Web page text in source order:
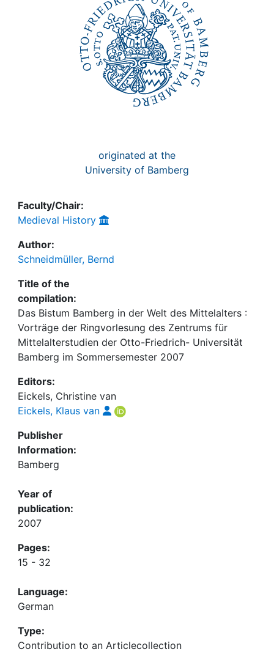
originated at the
University of Bamberg
Faculty/Chair:
Medieval History
Author:
Schneidmüller, Bernd
Title of the
compilation:
Das Bistum Bamberg in der Welt des Mittelalters :
Vorträge der Ringvorlesung des Zentrums für
Mittelalterstudien der Otto-Friedrich- Universität
Bamberg im Sommersemester 2007
Editors:
Eickels, Christine van
Eickels, Klaus van
Publisher
Information:
Bamberg
Year of
publication:
2007
Pages:
15 - 32
Language:
German
Type:
Contribution to an Articlecollection